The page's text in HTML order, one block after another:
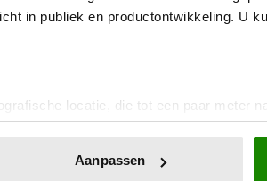
in publiek en productontwikkeling. U
locatie, die tot een paar meter
te scannen op specifieke
in de Cookieverklaring.
Aanpassen
is warm. Mijn lijf ook. Ik scroll door
motelparkeerplaats. Ik voel de
De warmte in mijn lijf trekt naar mijn